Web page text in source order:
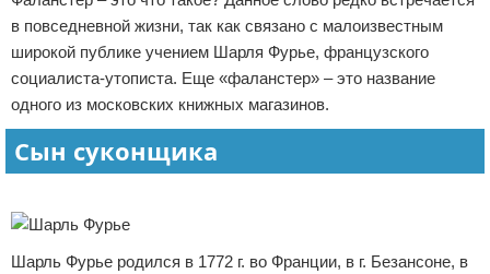
Отказ от ответственности
в повседневной жизни, так как связано с малоизвестным
широкой публике учением Шарля Фурье, французского
социалиста-утописта. Еще «фаланстер» – это название
одного из московских книжных магазинов.
Сын суконщика
Шарль Фурье родился в 1772 г. во Франции, в г. Безансоне, в